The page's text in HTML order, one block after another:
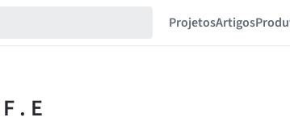
ProjetosArtigos